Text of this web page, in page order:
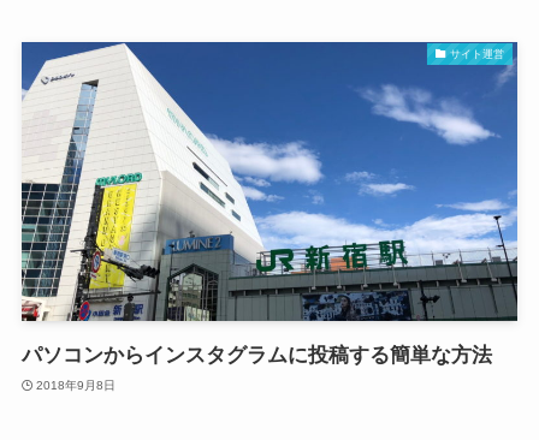
サイト運営
パソコンからインスタグラムに投稿する簡単な方法
2018年9月8日